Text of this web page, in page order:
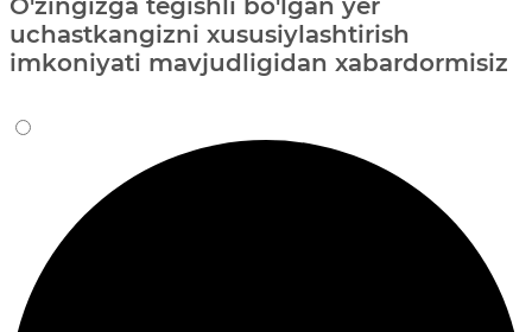
uchastkangizni xususiylashtirish
imkoniyati mavjudligidan xabardormisiz